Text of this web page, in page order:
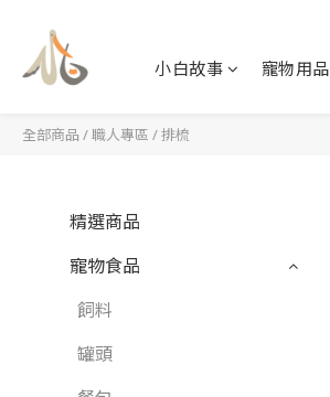
小白故事 寵物用品
全部商品 /職人專區 /排梳
精選商品
寵物食品
飼料
罐頭